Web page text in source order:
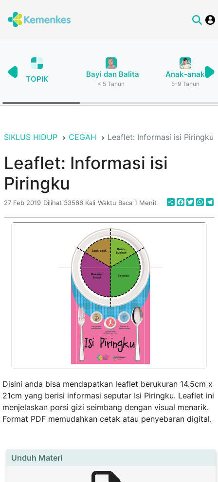
TOPIK
Bayi dan Balita
< 5 Tahun
Anak-anak
5-9 Tahun
SIKLUS HIDUP CEGAH Leaflet: Informasi isi Piringku
Leaflet: Informasi isi
Piringku
27 Feb 2019 Dilihat 33566 Kali Waktu Baca 1 Menit Share
Disini anda bisa mendapatkan leaflet berukuran 14.5cm x
21cm yang berisi informasi seputar Isi Piringku. Leaflet ini
menjelaskan porsi gizi seimbang dengan visual menarik.
Format PDF memudahkan cetak atau penyebaran digital.
Unduh Materi